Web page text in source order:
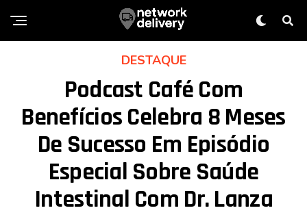
DESTAQUE
Podcast Café Com
Benefícios Celebra 8 Meses
De Sucesso Em Episódio
Especial Sobre Saúde
Intestinal Com Dr. Lanza